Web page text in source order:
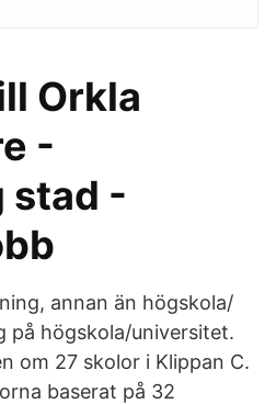
Orkla
-
stad -
annan än högskola/
på högskola/universitet.
om 27 skolor i Klippan C.
baserat på 32